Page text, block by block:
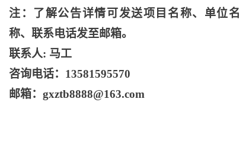
注：了解公告详情可发送项目名称、单位名
称、联系电话发至邮箱。
联系人: 马工
咨询电话： 13581595570
邮箱： gxztb8888@163.com